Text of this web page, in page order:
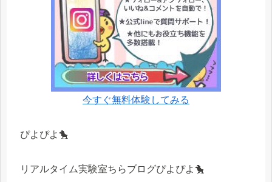
今すぐ無料体験してみる
ぴよぴよ🐤
リアルタイム実験室ちらブログぴよぴよ🐤